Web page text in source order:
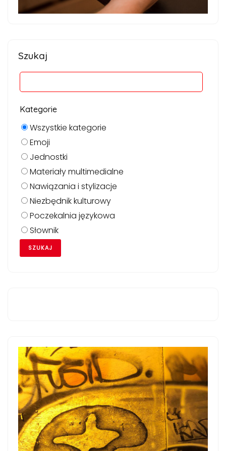
Szukaj
Kategorie
Wszystkie kategorie
Emoji
Jednostki
Materiały multimedialne
Nawiązania i stylizacje
Niezbędnik kulturowy
Poczekalnia językowa
Słownik